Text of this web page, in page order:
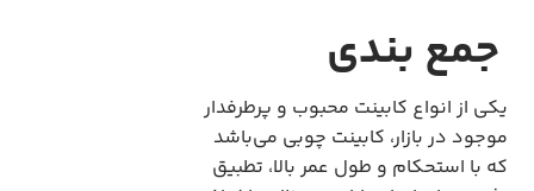
جمع بندی
یکی از انواع کابینت محبوب و پرطرفدار
موجود در بازار، کابینت چوبی می‌باشد
که با استحکام و طول عمر بالا، تطبیق